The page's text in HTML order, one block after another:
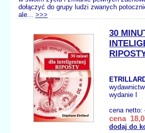
dołączyć do grupy ludzi zwanych
ale... >>>
30
wydanie I
cena netto:
cena
dodaj do